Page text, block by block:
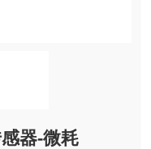
器-微耗